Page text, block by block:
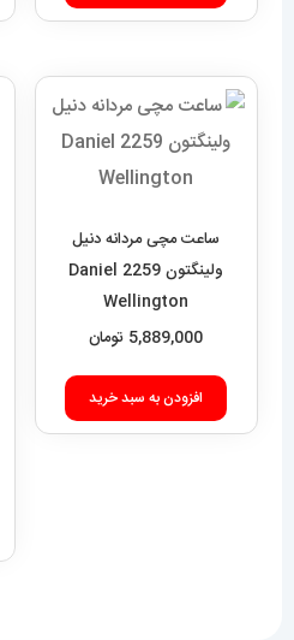
ساعت مچی مردانه دنیل
ولینگتون 2259 Daniel
Wellington
5,889,000 تومان
افزودن به سبد خرید